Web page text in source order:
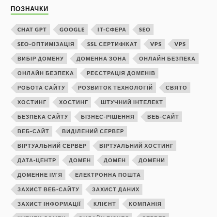
ПОЗНАЧКИ
CHAT GPT GOOGLE IT-СФЕРА SEO
SEO-ОПТИМІЗАЦІЯ SSL СЕРТИФІКАТ VPS VPS
ВИБІР ДОМЕНУ ДОМЕННА ЗОНА ОНЛАЙН БЕЗПЕКА
ОНЛАЙН БЕЗПЕКА РЕЄСТРАЦІЯ ДОМЕНІВ
РОБОТА САЙТУ РОЗВИТОК ТЕХНОЛОГІЙ СВЯТО
ХОСТИНГ ХОСТИНГ ШТУЧНИЙ ІНТЕЛЕКТ
БЕЗПЕКА САЙТУ БІЗНЕС-РІШЕННЯ ВЕБ-САЙТ
ВЕБ-САЙТ ВИДІЛЕНИЙ СЕРВЕР
ВІРТУАЛЬНИЙ СЕРВЕР ВІРТУАЛЬНИЙ ХОСТИНГ
ДАТА-ЦЕНТР ДОМЕН ДОМЕН ДОМЕНИ
ДОМЕННЕ ІМ'Я ЕЛЕКТРОННА ПОШТА
ЗАХИСТ ВЕБ-САЙТУ ЗАХИСТ ДАНИХ
ЗАХИСТ ІНФОРМАЦІЇ КЛІЄНТ КОМПАНІЯ